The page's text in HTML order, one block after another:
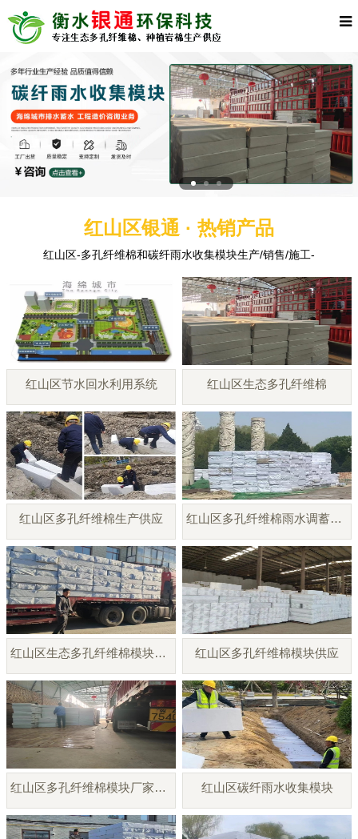
红山区银通 · 热销产品
红山区-多孔纤维棉和碳纤雨水收集模块生产/销售/施工-
红山区节水回水利用系统 红山区生态多孔纤维棉
红山区多孔纤维棉生产供应 红山区多孔纤维棉雨水调蓄模块
红山区生态多孔纤维棉模块厂家 红山区多孔纤维棉模块供应
红山区多孔纤维棉模块厂家直销 红山区碳纤雨水收集模块